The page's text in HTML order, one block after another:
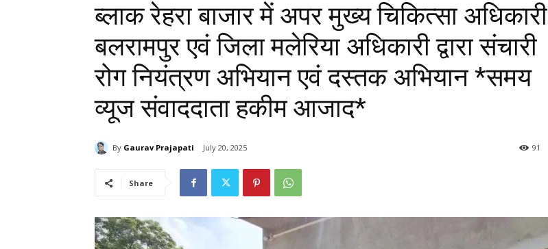
ब्लाक रेहरा बाजार में अपर मुख्य चिकित्सा अधिकारी
बलरामपुर एवं जिला मलेरिया अधिकारी द्वारा संचारी
रोग नियंत्रण अभियान एवं दस्तक अभियान *समय
व्यूज संवाददाता हकीम आजाद*
By Gaurav Prajapati July 20, 2025 91
Share